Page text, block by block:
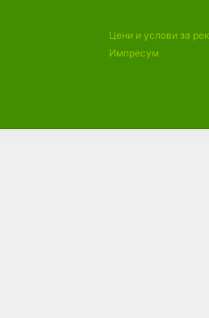
Цени и услови за
Импресум